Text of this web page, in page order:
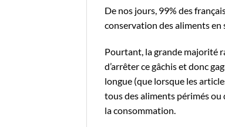
De nos jours, 99% des
conservation des alimentsen
Pourtant, la grande majorité
d’arrêter ce gâchis et donc
longue (que lorsque les
tous des aliments périmés ou
la consommation.